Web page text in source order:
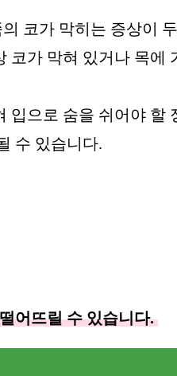
코가 막히는 증상이
코가 막혀 있거나 목
입으로 숨을 쉬어야 할
수 있습니다.
어뜨릴 수 있습니다.